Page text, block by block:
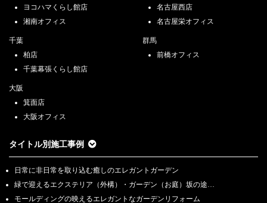
千葉
柏店
千葉幕張くらし館店
群馬
前橋オフィス
名古屋西店
名古屋栄オフィス
ヨコハマくらし館店
湘南オフィス
大阪
箕面店
大阪オフィス
タイトル別施工事例
日常に非日常を取り込む癒しのエレガントガーデン
緑で迎えるエクステリア（外構）・ガーデン（お庭）坂の途…
モールディングの映えるエレガントなガーデンリフォーム